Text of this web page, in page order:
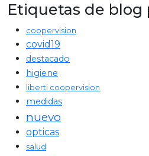
Etiquetas de blog
coopervision
covid19
destacado
higiene
liberti coopervision
medidas
nuevo
opticas
salud